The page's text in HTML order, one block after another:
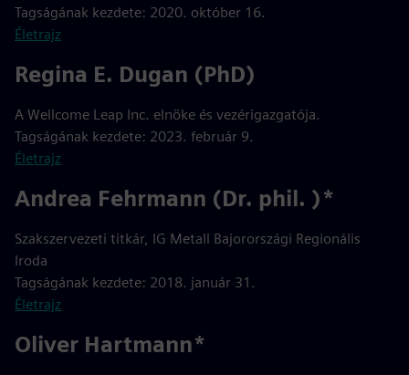
Tagságának kezdete: 2020. október 16.
Életrajz
Regina E. Dugan (PhD)
A Wellcome Leap Inc. elnöke és vezérigazgatója.
Tagságának kezdete: 2023. február 9.
Életrajz
Andrea Fehrmann (Dr. phil. )*
Szakszervezeti titkár, IG Metall Bajorországi Regionális
Iroda
Tagságának kezdete: 2018. január 31.
Életrajz
Oliver Hartmann*